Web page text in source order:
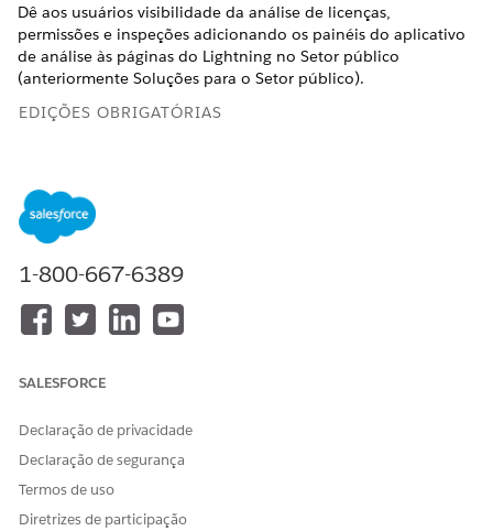
Dê aos usuários visibilidade da análise de licenças,
permissões e inspeções adicionando os painéis do aplicativo
de análise às páginas do Lightning no Setor público
(anteriormente Soluções para o Setor público).
EDIÇÕES OBRIGATÓRIAS
PERMISSÕES DO USUÁRIO NECESSÁRIAS
Criador de aplicativo
Para criar e salvar páginas
Lightning:
qualquer página do Lightning no Setor público. Veja como
adicionar o painel de licença, permissão e inspeções de
Insights de conta à sua página inicial.
Em um aplicativo Setor público, clique no menu de
1-800-667-6389
SALESFORCE
Declaração de privacidade
Declaração de segurança
Termos de uso
Diretrizes de participação